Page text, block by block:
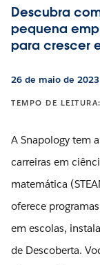
Descubra
pequena
para crescer
26 de maio de 2023
TEMPO DE
A Snapology tem
carreiras em
matemática
oferece
em escolas,
de Descoberta.